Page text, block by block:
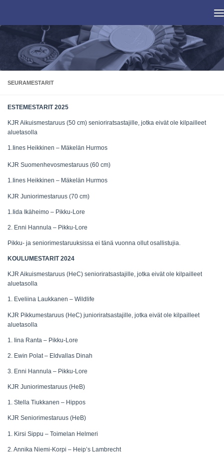
SEURAMESTARIT
ESTEMESTARIT 2025
KJR Aikuismestaruus (50 cm) senioriratsastajille, jotka eivät ole kilpailleet
aluetasolla
1.Iines Heikkinen – Mäkelän Hurmos
KJR Suomenhevosmestaruus (60 cm)
1.Iines Heikkinen – Mäkelän Hurmos
KJR Juniorimestaruus (70 cm)
1.Iida Ikäheimo – Pikku-Lore
2. Enni Hannula – Pikku-Lore
Pikku- ja seniorimestaruuksissa ei tänä vuonna ollut osallistujia.
KOULUMESTARIT 2024
KJR Aikuismestaruus (HeC) senioriratsastajille, jotka eivät ole kilpailleet
aluetasolla
1. Eveliina Laukkanen – Wildlife
KJR Pikkumestaruus (HeC) junioriratsastajille, jotka eivät ole kilpailleet
aluetasolla
1. Iina Ranta – Pikku-Lore
2. Ewin Polat – Eldvallas Dinah
3. Enni Hannula – Pikku-Lore
KJR Juniorimestaruus (HeB)
1. Stella Tiukkanen – Hippos
KJR Seniorimestaruus (HeB)
1. Kirsi Sippu – Toimelan Helmeri
2. Annika Niemi-Korpi – Heip’s Lambrecht